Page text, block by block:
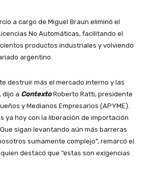
a cargo de Miguel Braun eliminó el
No Automáticas, facilitando el
productos industriales y volviendo
argentino.
destruir más el mercado interno y las
dijo a ContextoRoberto Ratti, presidente
y Medianos Empresarios (APYME).
ya hoy con la liberación de importación
sigan levantando aún más barreras
sumamente complejo”, remarcó el
destacó que “estas son exigencias